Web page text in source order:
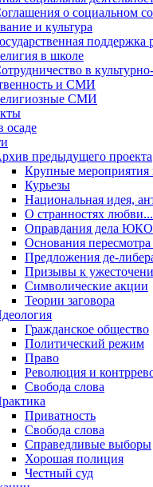
о социальном
и культура
поддержка
в школе
в
и СМИ
СМИ
осаде
предыдущего проекта
Крупные мероприятия
Курьезы
Национальная идея,
О странностях любви...
Оправдания дела
Основания
Предложения де-
Призывы к
Символические акции
Теории заговора
Гражданское общество
Политический режим
Право
Революция и
Свобода слова
Приватность
Свобода слова
Справедливые выборы
Хорошая полиция
Честный суд